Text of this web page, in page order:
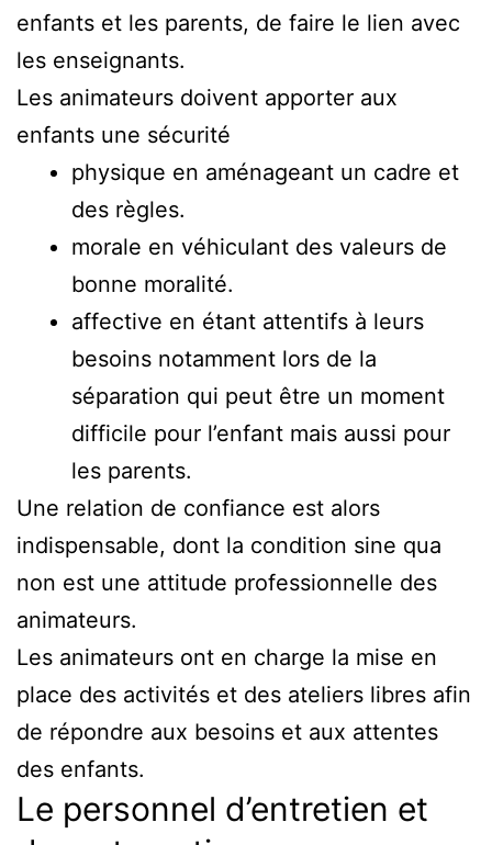
enfants et les parents, de faire le lien avec
les enseignants.
Les animateurs doivent apporter aux
enfants une sécurité
physique en aménageant un cadre et
des règles.
morale en véhiculant des valeurs de
bonne moralité.
affective en étant attentifs à leurs
besoins notamment lors de la
séparation qui peut être un moment
difficile pour l’enfant mais aussi pour
les parents.
Une relation de confiance est alors
indispensable, dont la condition sine qua
non est une attitude professionnelle des
animateurs.
Les animateurs ont en charge la mise en
place des activités et des ateliers libres afin
de répondre aux besoins et aux attentes
des enfants.
Le personnel d’entretien et